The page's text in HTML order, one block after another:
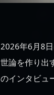
2026年6月8
世論を作り出
のインタビュ